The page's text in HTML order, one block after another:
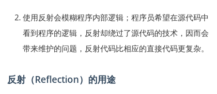
使用反射会模糊程序内部逻辑；程序员希望在源代码中
看到程序的逻辑，反射却绕过了源代码的技术，因而会
带来维护的问题，反射代码比相应的直接代码更复杂。
反射（Reflection）的用途